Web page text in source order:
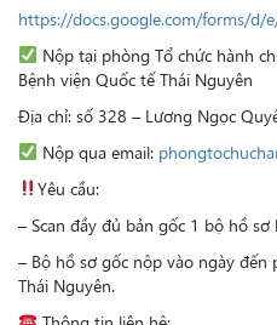
https://docs.google.com/forms/d/
Nộp tại phòng Tổ chức hành
Bệnh viện Quốc tế Thái Nguyên
Địa chỉ: số 328 – Lương Ngọc
Nộp qua email:
Yêu cầu:
– Scan đầy đủ bản gốc 1 bộ hồ
– Bộ hồ sơ gốc nộp vào ngày đến
Thái Nguyên.